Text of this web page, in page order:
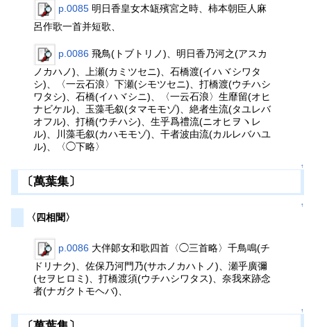
p.0085 明日香皇女木缻殯宮之時、柿本朝臣人麻
呂作歌一首并短歌、
p.0086 飛鳥(トブトリノ)、明日香乃河之(アスカ
ノカハノ)、上瀬(カミツセニ)、石橋渡(イハヾシワタ
シ)、〈一云石浪〉下瀬(シモツセニ)、打橋渡(ウチハシ
ワタシ)、石橋(イハヾシニ)、〈一云石浪〉生靡留(オヒ
ナビケル)、玉藻毛叙(タマモモゾ)、絶者生流(タユレバ
オフル)、打橋(ウチハシ)、生乎爲禮流(ニオヒヲヽレ
ル)、川藻毛叙(カハモモゾ)、干者波由流(カルレバハユ
ル)、〈◯下略〉
↑
〔萬葉集〕
↑
〈四相聞〉
p.0086 大伴郞女和歌四首〈◯三首略〉千鳥鳴(チ
ドリナク)、佐保乃河門乃(サホノカハトノ)、瀬乎廣彌
(セヲヒロミ)、打橋渡須(ウチハシワタス)、奈我來跡念
者(ナガクトモヘバ)、
↑